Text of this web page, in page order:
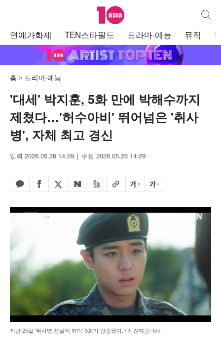
텐아시아 통합
연예가화제 TEN스타필드 드라마·예능 뮤직
홈 드라마·예능
'대세' 박지훈, 5화 만에 박해수까지
제쳤다…'허수아비' 뛰어넘은 '취사
병', 자체 최고 경신
입력 2026.05.26 14:29 수정 2026.05.26 14:29
카카오톡 공유하기
페이스북 공유하기
엑스 공유하기
네이버 공유하기
밴드 공유하기
URL복사글자 크게글자 작게
지난 25일 '취사병 전설이 되다' 5회가 방송됐다. / 사진제공=tvn